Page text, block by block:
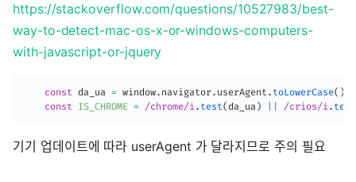
https://stackoverflow.com/questions/10527983/best-
way-to-detect-mac-os-x-or-windows-computers-
with-javascript-or-jquery
const da_ua = window. navigator. userAgent . toLowerCase( )
const
IS_CHROME = /chrome/i. test(da_ua ) /crios/i. test
기기 업데이트에 따라 userAgent 가 달라지므로 주의 필요